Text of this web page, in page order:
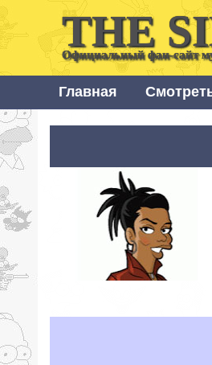
THE
Официальный фан-сайт
Главная